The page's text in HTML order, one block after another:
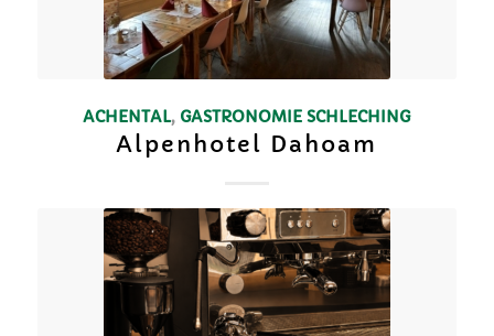
ACHENTAL, GASTRONOMIE SCHLECHING
Alpenhotel Dahoam